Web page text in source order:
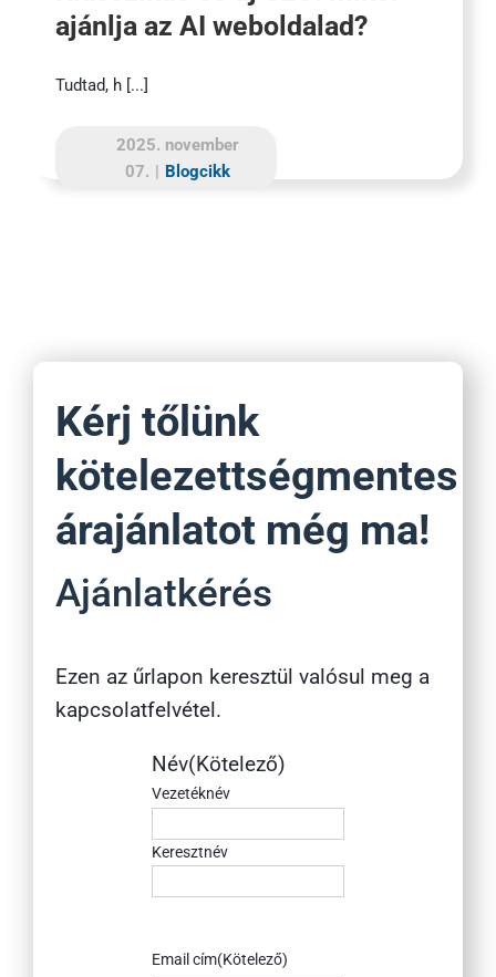
ajánlja az AI weboldalad?
Tudtad, h [...]
2025. november
07. | Blogcikk
Kérj tőlünk
kötelezettségmentes
árajánlatot még ma!
Ajánlatkérés
Ezen az űrlapon keresztül valósul meg a
kapcsolatfelvétel.
Név(Kötelező)
Vezetéknév
Keresztnév
Email cím(Kötelező)